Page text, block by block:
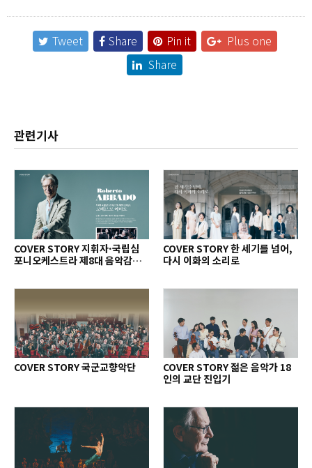
Tweet Share Pin it
Plus one
Share
관련기사
COVER STORY 지휘자·국립심
포니오케스트라 제8대 음악감독
COVER STORY 한 세기를 넘어,
다시 이화의 소리로
COVER STORY 국군교향악단
COVER STORY 젊은 음악가 18
인의 교단 진입기